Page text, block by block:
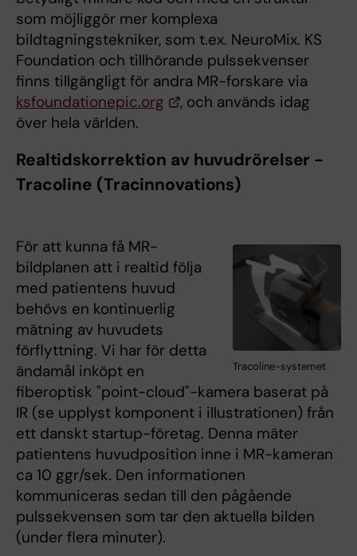
som möjliggör mer komplexa
bildtagningstekniker, som t.ex. NeuroMix. KS
Foundation och tillhörande pulssekvenser
finns tillgängligt för andra MR-forskare via
ksfoundationepic.org
, och används idag
över hela världen.
Realtidskorrektion av huvudrörelser -
Tracoline (Tracinnovations)
Tracoline-systemet
För att kunna få MR-
bildplanen att i realtid följa
med patientens huvud
behövs en kontinuerlig
mätning av huvudets
förflyttning. Vi har för detta
ändamål inköpt en
fiberoptisk "point-cloud"-kamera baserat på
IR (se upplyst komponent i illustrationen) från
ett danskt startup-företag. Denna mäter
patientens huvudposition inne i MR-kameran
ca 10 ggr/sek. Den informationen
kommuniceras sedan till den pågående
pulssekvensen som tar den aktuella bilden
(under flera minuter).